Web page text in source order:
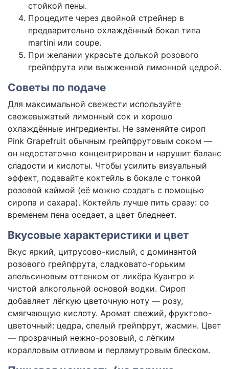
стойкой пены.
Процедите через двойной стрейнер в
предварительно охлаждённый бокал типа
martini или coupe.
При желании украсьте долькой розового
грейпфрута или выжженной лимонной цедрой.
Советы по подаче
Для максимальной свежести используйте
свежевыжатый лимонный сок и хорошо
охлаждённые ингредиенты. Не заменяйте сироп
Pink Grapefruit обычным грейпфрутовым соком —
он недостаточно концентрирован и нарушит баланс
сладости и кислоты. Чтобы усилить визуальный
эффект, подавайте коктейль в бокале с тонкой
розовой каймой (её можно создать с помощью
сиропа и сахара). Коктейль лучше пить сразу: со
временем пена оседает, а цвет бледнеет.
Вкусовые характеристики и цвет
Вкус яркий, цитрусово-кислый, с доминантой
розового грейпфрута, сладковато-горьким
апельсиновым оттенком от ликёра Куантро и
чистой алкогольной основой водки. Сироп
добавляет лёгкую цветочную ноту — розу,
смягчающую кислоту. Аромат свежий, фруктово-
цветочный: цедра, спелый грейпфрут, жасмин. Цвет
— прозрачный нежно-розовый, с лёгким
коралловым отливом и перламутровым блеском.